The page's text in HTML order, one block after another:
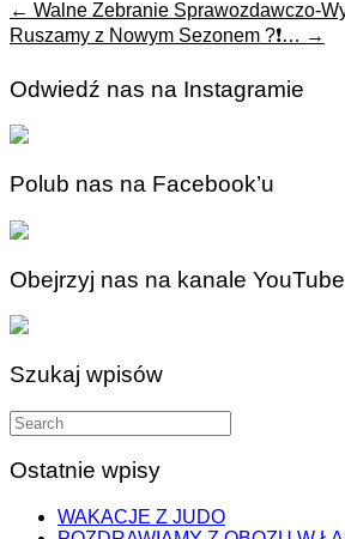
← Walne Zebranie Sprawozdawczo-
Ruszamy z Nowym Sezonem ?❗️… →
Odwiedź nas na Instagramie
Polub nas na Facebook’u
Obejrzyj nas na kanale YouTube
Szukaj wpisów
Search
for:
Ostatnie wpisy
WAKACJE Z JUDO